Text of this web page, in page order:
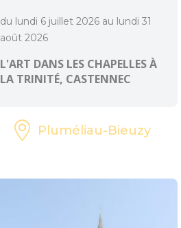
du lundi 6 juillet 2026 au lundi 31
août 2026
L'ART DANS LES CHAPELLES À
LA TRINITÉ, CASTENNEC
Pluméliau-Bieuzy